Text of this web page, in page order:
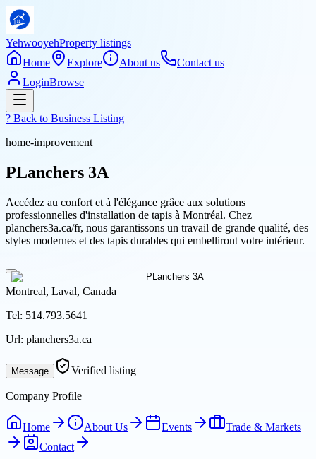
YehwooyehProperty listings
Home
Explore About us
Contact us
LoginBrowse
? Back to Business Listing
home-improvement
PLanchers 3A
Accédez au confort et à l'élégance grâce aux solutions
professionnelles d'installation de tapis à Montréal. Chez
planchers3a.ca/fr, nous garantissons un travail de grande qualité, des
styles modernes et des tapis durables qui embelliront votre intérieur.
Montreal, Laval, Canada
Tel: 514.793.5641
Url: planchers3a.ca
Message Verified listing
Company Profile
Home About Us Events
Trade & Markets
Contact